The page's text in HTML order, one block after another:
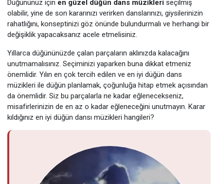
Düğününüz için en güzel düğün dans müzikleri seçilmiş
olabilir, yine de son kararınızı verirken danslarınızı, giysilerinizin
rahatlığını, konseptinizi göz önünde bulundurmalı ve herhangi bir
değişiklik yapacaksanız acele etmelisiniz.
Yıllarca düğününüzde çalan parçaların aklınızda kalacağını
unutmamalısınız. Seçiminizi yaparken buna dikkat etmeniz
önemlidir. Yılın en çok tercih edilen ve en iyi düğün dans
müzikleri ile düğün planlamak, çoğunluğa hitap etmek açısından
da önemlidir. Siz bu parçalarla ne kadar eğlenecekseniz,
misafirlerinizin de en az o kadar eğleneceğini unutmayın. Karar
kıldığınız en iyi düğün dansı müzikleri hangileri?